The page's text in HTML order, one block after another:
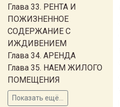
Глава 33. РЕНТА И
ПОЖИЗНЕННОЕ
СОДЕРЖАНИЕ С
ИЖДИВЕНИЕМ
Глава 34. АРЕНДА
Глава 35. НАЕМ ЖИЛОГО
ПОМЕЩЕНИЯ
Показать ещё...